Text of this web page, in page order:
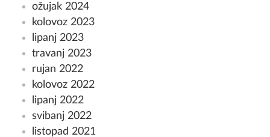
ožujak 2024
kolovoz 2023
lipanj 2023
travanj 2023
rujan 2022
kolovoz 2022
lipanj 2022
svibanj 2022
listopad 2021